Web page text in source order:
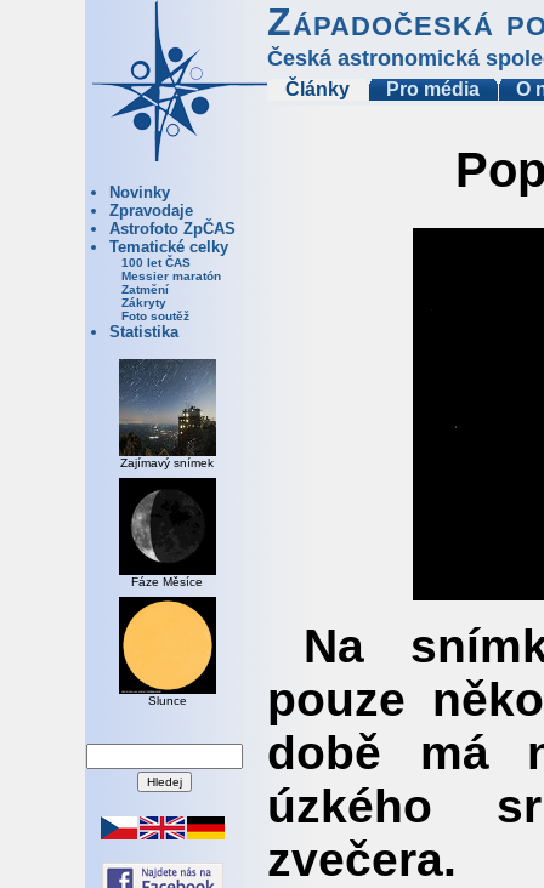
Západočeská
Česká astronomická
Články Pro média O
Novinky
Zpravodaje
Astrofoto ZpČAS
Tematické celky
100 let ČAS
Messier maratón
Zatmění
Zákryty
Foto soutěž
Statistika
Zajímavý snímek
Fáze Měsíce
Slunce
Na
pouze
době má
úzkého
zvečera.